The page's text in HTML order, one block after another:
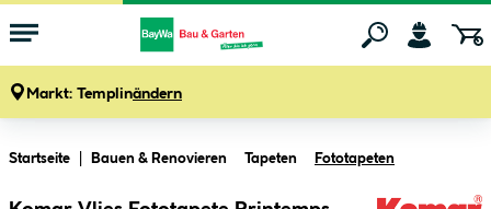
Markt: Templinändern
Startseite Bauen & Renovieren Tapeten Fototapeten